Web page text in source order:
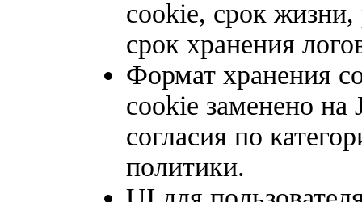
cookie, срок
срок хранения
Формат хранения
cookie заменено на
согласия по
политики.